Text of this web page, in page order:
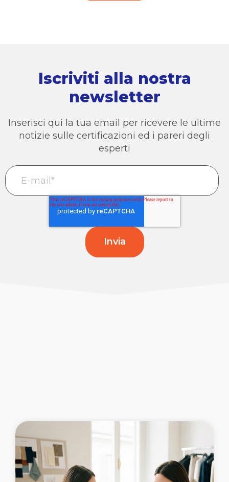
Iscriviti alla nostra
newsletter
Inserisci qui la tua email per ricevere le ultime
notizie sulle certificazioni ed i pareri degli
esperti